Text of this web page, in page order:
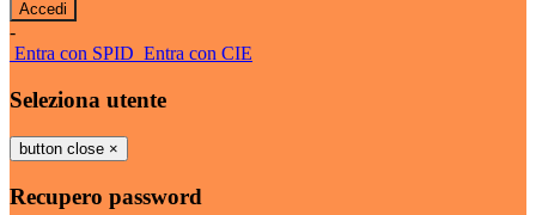
-
Entra con SPID Entra con CIE
Seleziona utente
button close ×
Recupero password